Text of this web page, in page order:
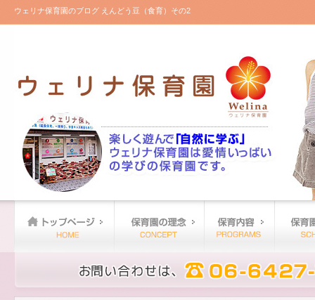
ウェリナ保育園のブログ えんどう豆（食育）その2